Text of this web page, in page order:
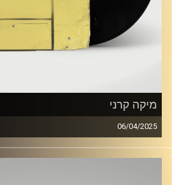
מיקה קרני
06/04/2025
שעה של מוזיקה ישראלית עם רומי פינטו